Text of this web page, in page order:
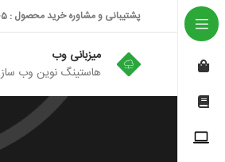
پشتیبانی و مشاوره خرید محصول : 66719805-021
میزبانی وب
هاستینگ نوین وب ساز